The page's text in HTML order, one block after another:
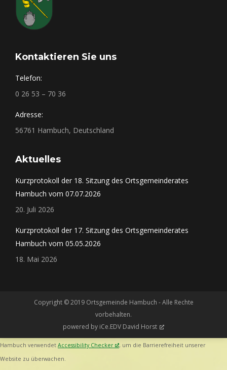
Kontaktieren Sie uns
Telefon:
0 26 53 – 70 36
Adresse:
56761 Hambuch, Deutschland
Aktuelles
Kurzprotokoll der 18. Sitzung des Ortsgemeinderates
Hambuch vom 07.07.2026
20. Juli 2026
Kurzprotokoll der 17. Sitzung des Ortsgemeinderates
Hambuch vom 05.05.2026
18. Mai 2026
Copyright © 2019 Ortsgemeinde Hambuch - Alle Rechte
vorbehalten.
powered by iCe.EDV David Horst
Hambuch verwendet Accessibility Checker
, um die Barrierefreiheit unserer
Website zu überwachen.